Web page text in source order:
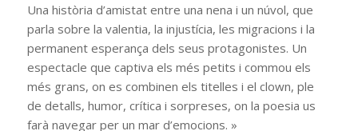
Una història d’amistat entre una nena i un núvol, que
parla sobre la valentia, la injustícia, les migracions i la
permanent esperança dels seus protagonistes. Un
espectacle que captiva els més petits i commou els
més grans, on es combinen els titelles i el clown, ple
de detalls, humor, crítica i sorpreses, on la poesia us
farà navegar per un mar d’emocions. »